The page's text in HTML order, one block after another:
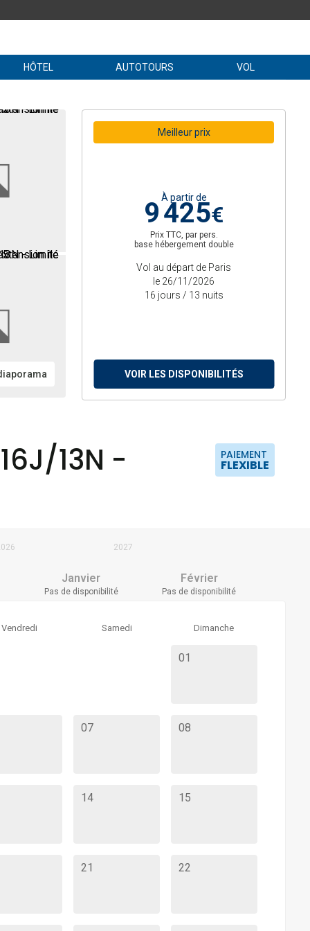
HÔTEL AUTOTOURS VOL
Meilleur prix
À partir de
9 425€
Prix TTC, par pers.
base hébergement double
Vol au départ de Paris
le 26/11/2026
16 jours / 13 nuits
VOIR LES DISPONIBILITÉS
13N -
PAIEMENT
FLEXIBLE
Janvier
Pas de disponibilité
2027
Février
Pas de disponibilité
Vendredi Samedi Dimanche
01
07 08
14 15
21 22